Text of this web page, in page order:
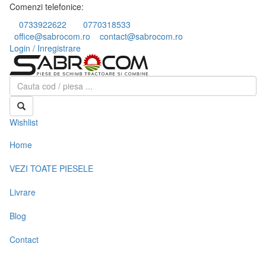
Comenzi telefonice:
0733922622
0770318533
office@sabrocom.ro
contact@sabrocom.ro
Login / Inregistrare
Wishlist
Home
VEZI TOATE PIESELE
Livrare
Blog
Contact